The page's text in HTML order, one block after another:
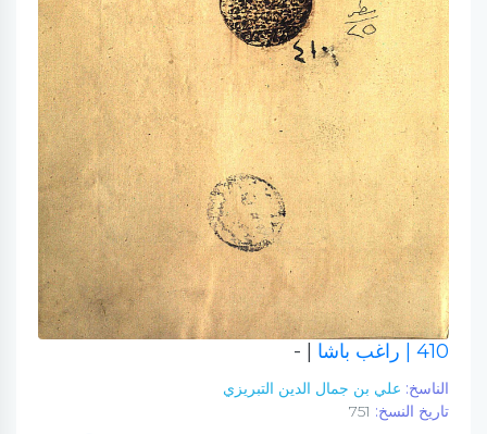
410 | راغب باشا | -
الناسخ: علي بن جمال الدين التبريزي
تاريخ النسخ: